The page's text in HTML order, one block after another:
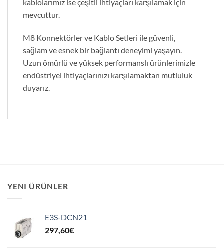
kablolarımız ise çeşitli ihtiyaçları karşılamak için
mevcuttur.
M8 Konnektörler ve Kablo Setleri ile güvenli,
sağlam ve esnek bir bağlantı deneyimi yaşayın.
Uzun ömürlü ve yüksek performanslı ürünlerimizle
endüstriyel ihtiyaçlarınızı karşılamaktan mutluluk
duyarız.
YENI ÜRÜNLER
E3S-DCN21
297,60€